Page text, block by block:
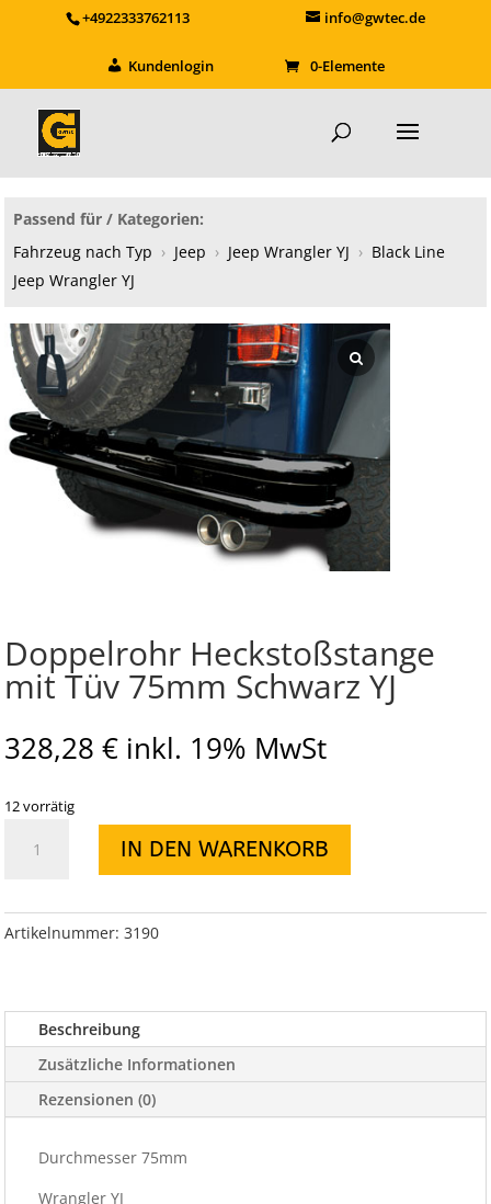
+4922333762113 info@gwtec.de
Kundenlogin 0-Elemente
Passend für / Kategorien:
Fahrzeug nach Typ › Jeep › Jeep Wrangler YJ › Black Line
Jeep Wrangler YJ
Doppelrohr Heckstoßstange
mit Tüv 75mm Schwarz YJ
328,28 € inkl. 19% MwSt
12 vorrätig
Heckstoßstange
75mm
Menge
IN DEN WARENKORB
Artikelnummer: 3190
Beschreibung
Zusätzliche Informationen
Rezensionen (0)
Durchmesser 75mm
Wrangler YJ